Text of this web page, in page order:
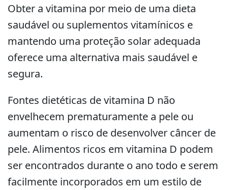
Obter a vitamina por meio de uma dieta
saudável ou suplementos vitamínicos e
mantendo uma proteção solar adequada
oferece uma alternativa mais saudável e
segura.
Fontes dietéticas de vitamina D não
envelhecem prematuramente a pele ou
aumentam o risco de desenvolver câncer de
pele. Alimentos ricos em vitamina D podem
ser encontrados durante o ano todo e serem
facilmente incorporados em um estilo de